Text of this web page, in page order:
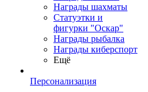
Награды шахматы
Статуэтки и
фигурки "Оскар"
Награды рыбалка
Награды киберспорт
Ещё
Персонализация